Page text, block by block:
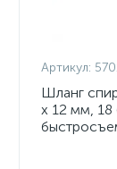
Артикул:
Шланг
х 12 мм, 18